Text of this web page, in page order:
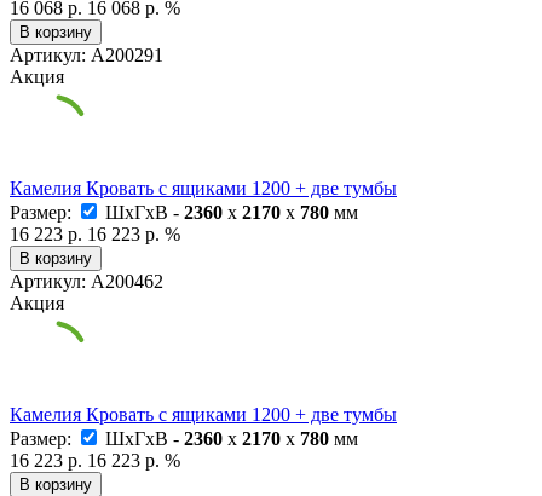
16 068 р. 16 068 р. %
В корзину
Артикул: А200291
Акция
Камелия Кровать с ящиками 1200 + две тумбы
Размер:
ШxГxВ - 2360 x 2170 x 780 мм
16 223 р. 16 223 р. %
В корзину
Артикул: А200462
Акция
Камелия Кровать с ящиками 1200 + две тумбы
Размер:
ШxГxВ - 2360 x 2170 x 780 мм
16 223 р. 16 223 р. %
В корзину